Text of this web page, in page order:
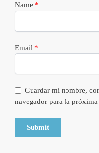
Name *
Email *
Guardar mi nombre,
navegador para la